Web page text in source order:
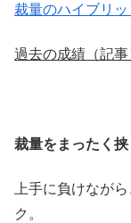
裁量のハイブリッ
過去の成績（記事
裁量をまったく
上手に負けなが
ク。